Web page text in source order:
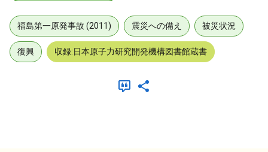
福島第一原発事故 (2011) 震災への備え 被災状況
復興 収録:日本原子力研究開発機構図書館蔵書